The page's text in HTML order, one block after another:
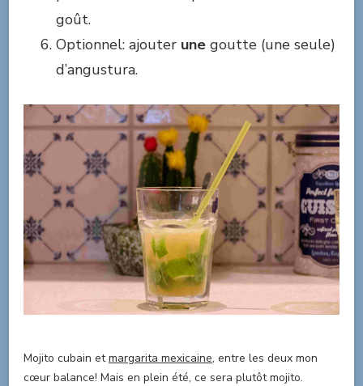
goût.
Optionnel: ajouter une goutte (une seule)
d’angustura.
Mojito cubain etmargarita mexicaine, entre les deux mon
cœur balance! Mais en plein été, ce sera plutôt mojito.